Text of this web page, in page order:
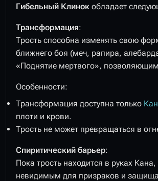
Гибельный Клинок обладает
Трансформация: ‎
Трость способна изменять свою
ближнего боя (меч, рапира,
«Поднятие мертвого», позволяющим
Особенности:
Трансформация доступна только
плоти и крови.
Трость не может превращаться в
Спиритический барьер: ‎
Пока трость находится в руках
невидимым для призраков и